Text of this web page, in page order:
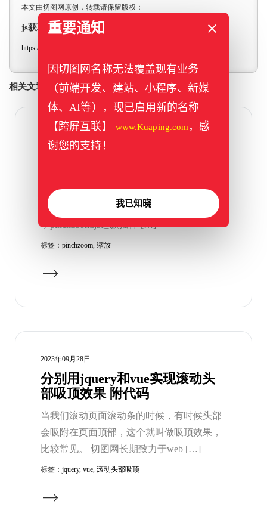
本文由切图网原创，转载请保留版权：
js获取年月日时分秒的方法，可以随意灵活组合
https://www.qietu.com/cn/js-shijian-fangfa/
相关文章推荐
h5手机下用pinchzoom.js插件实
最近一个切图项目中，需要用到图片缩放效
果，找了一些插件对比，综合一番下来选择
了pinchzoom.js这款插件 […]
标签： pinchzoom, 缩放
2023年09月28日
分别用jquery和vue实现滚动头
部吸顶效果 附代码
当我们滚动页面滚动条的时候，有时候头部
会吸附在页面顶部，这个就叫做吸顶效果，
比较常见。 切图网长期致力于web […]
标签： jquery, vue, 滚动头部吸顶
重要通知
因切图网名称无法覆盖现有业务
（前端开发、建站、小程序、新媒
体、AI等），现已启用新的名称
【跨屏互联】
www.Kuaping.com ，感
谢您的支持！
我已知晓